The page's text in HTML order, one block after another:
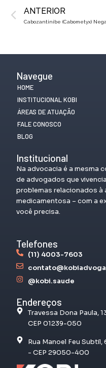
Prev
ANTERIOR
Navegue
HOME
INSTITUCIONAL KOBI
ÁREAS DE ATUAÇÃO
FALE CONOSCO
BLOG
Institucional
Na advocacia é a mesma
de advogados que
problemas relacionados à
medicamentosa – com a
você precisa.
Telefones
(11) 4003-7603
@kobi.saude
Endereços
Travessa Dona Paula,
CEP 01239-050
Rua Manoel Feu
- CEP 29050-400